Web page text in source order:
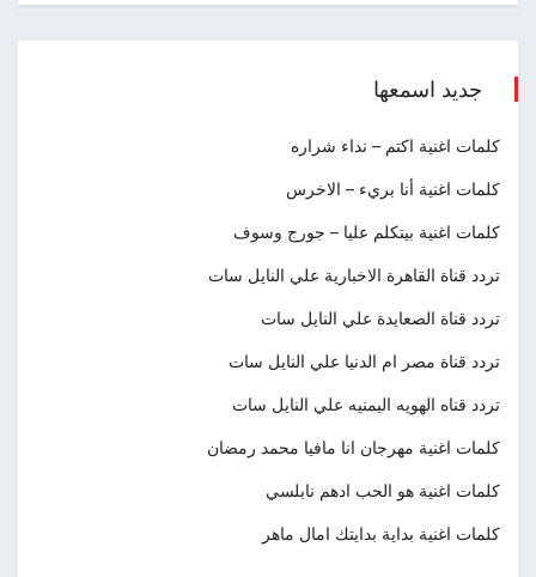
جديد اسمعها
كلمات اغنية اكتم – نداء شراره
كلمات اغنية أنا بريء – الاخرس
كلمات اغنية بيتكلم عليا – جورج وسوف
تردد قناة القاهرة الاخبارية علي النايل سات
تردد قناة الصعايدة علي النايل سات
تردد قناة مصر ام الدنيا علي النايل سات
تردد قناه الهويه اليمنيه علي النايل سات
كلمات اغنية مهرجان انا مافيا محمد رمضان
كلمات اغنية هو الحب ادهم نابلسي
كلمات اغنية بداية بدايتك امال ماهر